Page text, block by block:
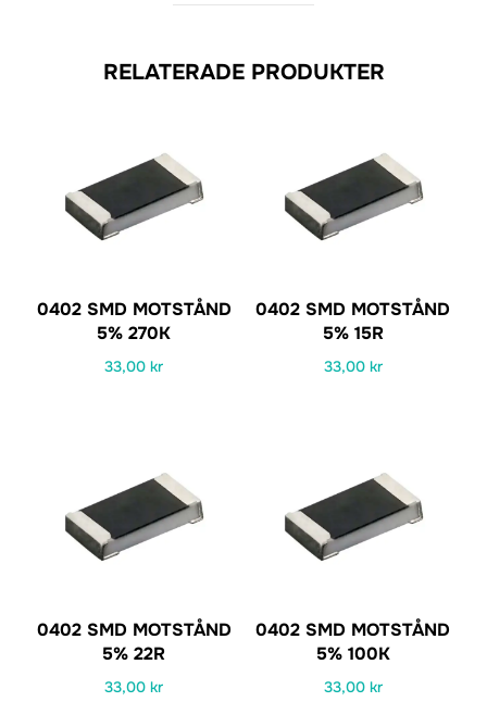
RELATERADE PRODUKTER
0402 SMD MOTSTÅND
5% 270K
33,00kr
0402 SMD MOTSTÅND
5% 15R
33,00 kr
0402 SMD MOTSTÅND
5% 22R
33,00kr
0402 SMD MOTSTÅND
5% 100K
33,00 kr